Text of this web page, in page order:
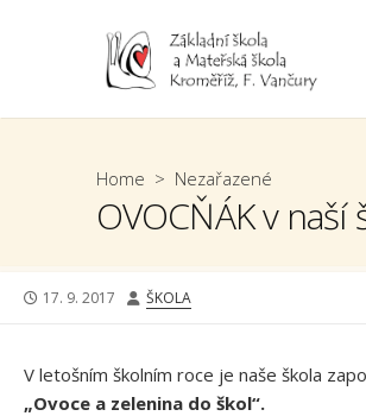
Home > Nezařazené
OVOCŇÁK v naší
PUBLISHED
17. 9. 2017 AUTHOR
ŠKOLA
V letošním školním roce je naše škola
„Ovoce a zelenina do škol“.